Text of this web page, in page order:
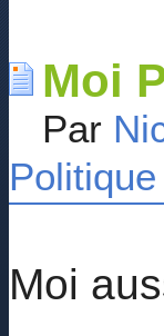
Moi
Par
Politique
Moi